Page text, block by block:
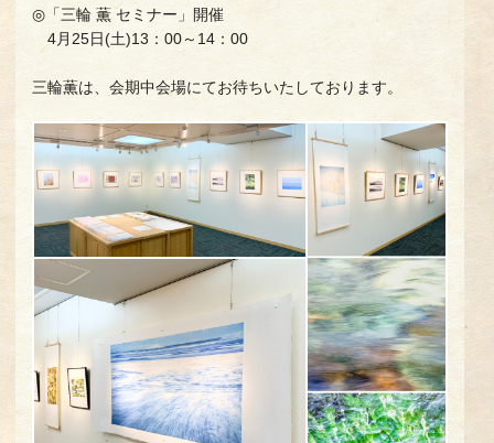
◎「三輪 薫 セミナー」開催
4月25日(土)13：00～14：00
三輪薫は、会期中会場にてお待ちいたしております。